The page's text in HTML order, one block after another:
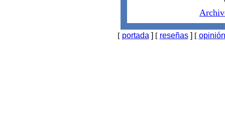
[ portada ] [ reseñas] [ opinión